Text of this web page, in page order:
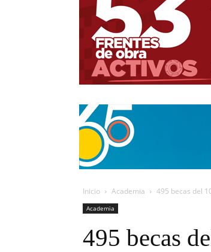
Inicio Academia 495 becas del
Academia
495 becas